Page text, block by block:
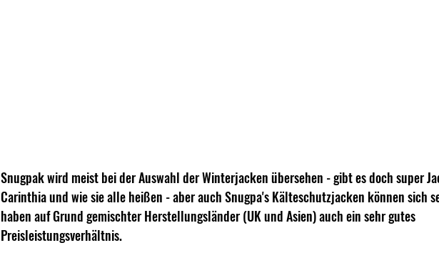
Snugpak wird meist bei der Auswahl der Winterjacken übersehen - gibt es doch super
Carinthia und wie sie alle heißen - aber auch Snugpa's Kälteschutzjacken können sich
haben auf Grund gemischter Herstellungsländer (UK und Asien) auch ein sehr gutes
Preisleistungsverhältnis.